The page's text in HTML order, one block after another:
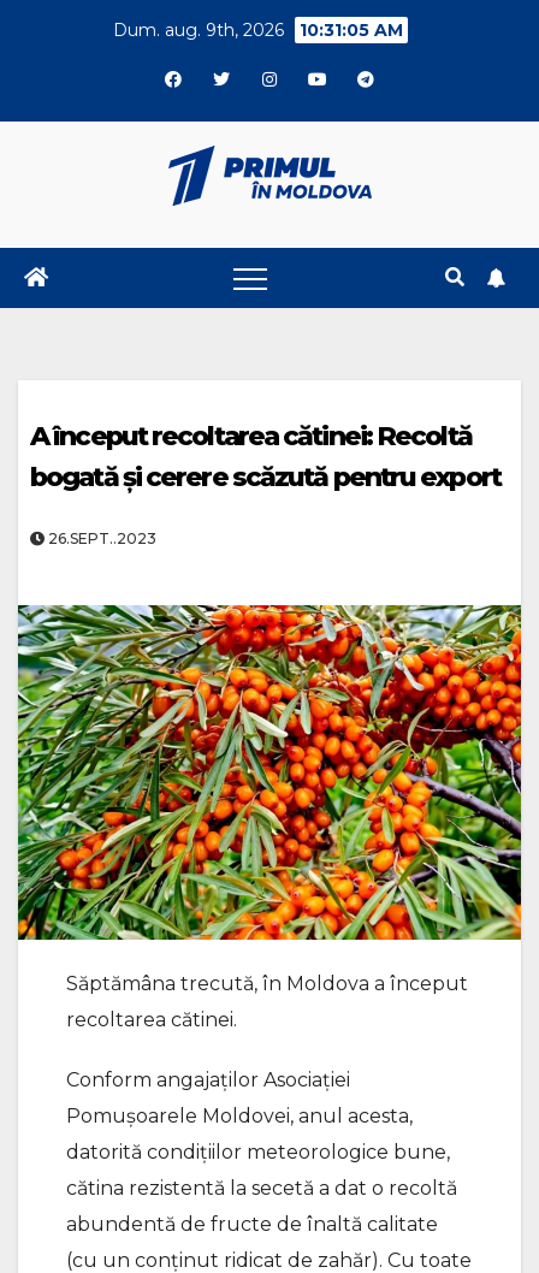
Dum. aug. 9th, 2026 10:31:06 AM
A început recoltarea cătinei: Recoltă
bogată și cerere scăzută pentru export
26.SEPT..2023
Săptămâna trecută, în Moldova a început
recoltarea cătinei.
Conform angajaților Asociației
Pomușoarele Moldovei, anul acesta,
datorită condițiilor meteorologice bune,
cătina rezistentă la secetă a dat o recoltă
abundentă de fructe de înaltă calitate
(cu un conținut ridicat de zahăr). Cu toate